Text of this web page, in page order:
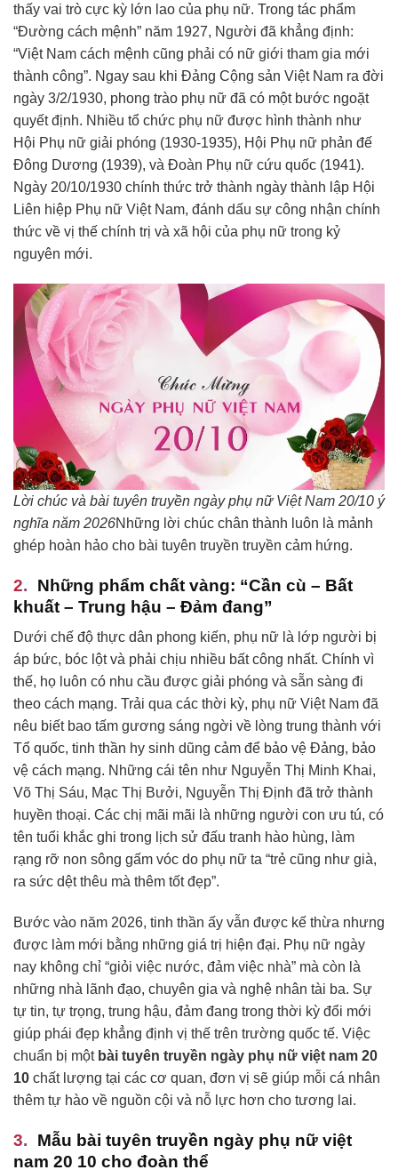
thấy vai trò cực kỳ lớn lao của phụ nữ. Trong tác phẩm
“Đường cách mệnh” năm 1927, Người đã khẳng định:
“Việt Nam cách mệnh cũng phải có nữ giới tham gia mới
thành công”. Ngay sau khi Đảng Cộng sản Việt Nam ra đời
ngày 3/2/1930, phong trào phụ nữ đã có một bước ngoặt
quyết định. Nhiều tổ chức phụ nữ được hình thành như
Hội Phụ nữ giải phóng (1930-1935), Hội Phụ nữ phản đế
Đông Dương (1939), và Đoàn Phụ nữ cứu quốc (1941).
Ngày 20/10/1930 chính thức trở thành ngày thành lập Hội
Liên hiệp Phụ nữ Việt Nam, đánh dấu sự công nhận chính
thức về vị thế chính trị và xã hội của phụ nữ trong kỷ
nguyên mới.
Lời chúc và bài tuyên truyền ngày phụ nữ Việt Nam 20/10 ý
nghĩa năm 2026Những lời chúc chân thành luôn là mảnh
ghép hoàn hảo cho bài tuyên truyền truyền cảm hứng.
Những phẩm chất vàng: “Cần cù – Bất
khuất – Trung hậu – Đảm đang”
Dưới chế độ thực dân phong kiến, phụ nữ là lớp người bị
áp bức, bóc lột và phải chịu nhiều bất công nhất. Chính vì
thế, họ luôn có nhu cầu được giải phóng và sẵn sàng đi
theo cách mạng. Trải qua các thời kỳ, phụ nữ Việt Nam đã
nêu biết bao tấm gương sáng ngời về lòng trung thành với
Tổ quốc, tinh thần hy sinh dũng cảm để bảo vệ Đảng, bảo
vệ cách mạng. Những cái tên như Nguyễn Thị Minh Khai,
Võ Thị Sáu, Mạc Thị Bưởi, Nguyễn Thị Định đã trở thành
huyền thoại. Các chị mãi mãi là những người con ưu tú, có
tên tuổi khắc ghi trong lịch sử đấu tranh hào hùng, làm
rạng rỡ non sông gấm vóc do phụ nữ ta “trẻ cũng như già,
ra sức dệt thêu mà thêm tốt đẹp”.
Bước vào năm 2026, tinh thần ấy vẫn được kế thừa nhưng
được làm mới bằng những giá trị hiện đại. Phụ nữ ngày
nay không chỉ “giỏi việc nước, đảm việc nhà” mà còn là
những nhà lãnh đạo, chuyên gia và nghệ nhân tài ba. Sự
tự tin, tự trọng, trung hậu, đảm đang trong thời kỳ đổi mới
giúp phái đẹp khẳng định vị thế trên trường quốc tế. Việc
chuẩn bị một bài tuyên truyền ngày phụ nữ việt nam 20
10 chất lượng tại các cơ quan, đơn vị sẽ giúp mỗi cá nhân
thêm tự hào về nguồn cội và nỗ lực hơn cho tương lai.
Mẫu bài tuyên truyền ngày phụ nữ việt
nam 20 10 cho đoàn thể